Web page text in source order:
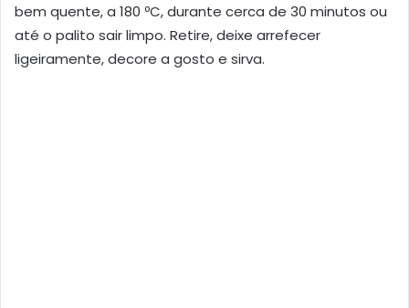
bem quente, a 180 ºC, durante cerca de 30 minutos ou
até o palito sair limpo. Retire, deixe arrefecer
ligeiramente, decore a gosto e sirva.